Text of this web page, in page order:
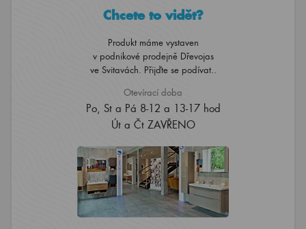
Chcete to vidět?
Produkt máme vystaven
v podnikové prodejně Dřevojas
ve Svitavách. Přijďte se podívat..
Otevírací doba
Po, St a Pá 8-12 a 13-17 hod
Út a Čt ZAVŘENO